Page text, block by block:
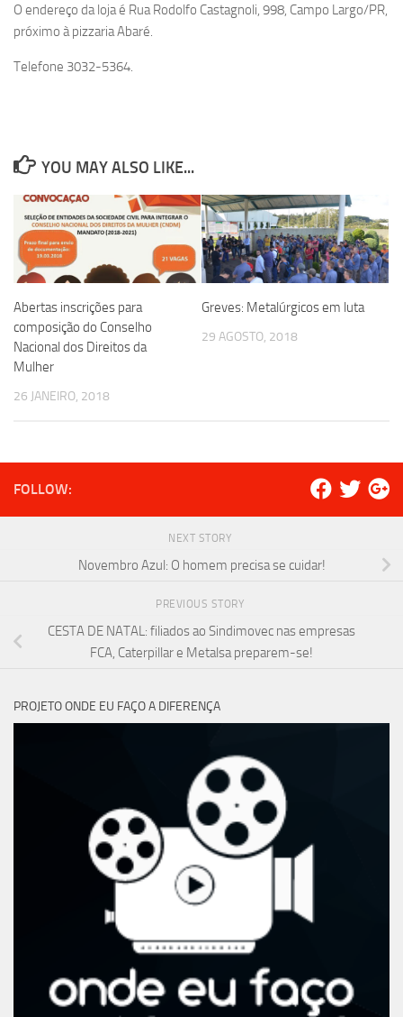
O endereço da loja é Rua Rodolfo Castagnoli, 998, Campo Largo/PR,
próximo à pizzaria Abaré.
Telefone 3032-5364.
YOU MAY ALSO LIKE...
Abertas inscrições para
composição do Conselho
Nacional dos Direitos da
Mulher
26 JANEIRO, 2018
Greves: Metalúrgicos em luta
29 AGOSTO, 2018
FOLLOW:
NEXT STORY
Novembro Azul: O homem precisa se cuidar!
PREVIOUS STORY
CESTA DE NATAL: filiados ao Sindimovec nas empresas
FCA, Caterpillar e Metalsa preparem-se!
PROJETO ONDE EU FAÇO A DIFERENÇA